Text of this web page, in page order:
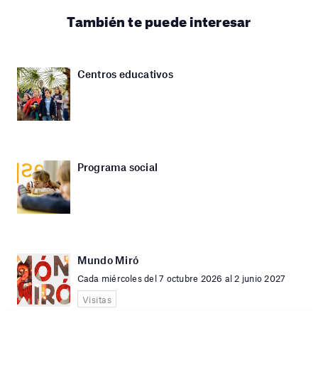
También te puede interesar
Centros educativos
Programa social
Mundo Miró
Cada miércoles del 7 octubre 2026 al 2 junio 2027
Visitas